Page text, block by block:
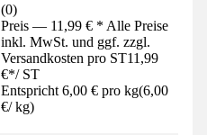
(0)
Preis — 11,99 € * Alle Preise
inkl. MwSt. und ggf. zzgl.
Versandkosten pro ST11,99
€*/ ST
Entspricht 6,00 € pro kg(6,00
€/ kg)